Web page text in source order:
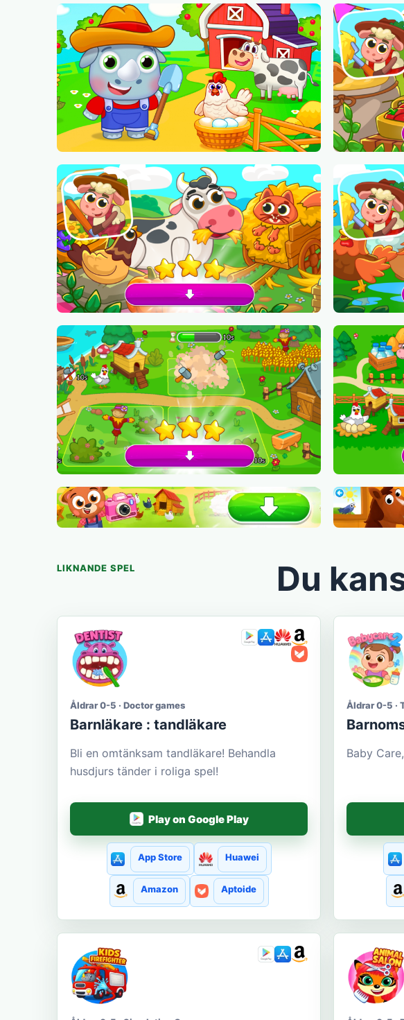
LIKNANDE SPEL Du
Åldrar 0-5 · Doctor games
Barnläkare : tandläkare
Bli en omtänksam tandläkare! Behandla
husdjurs tänder i roliga spel!
Play on Google Play
App Store Huawei
Amazon Aptoide
Åldrar 0-5 ·
Baby